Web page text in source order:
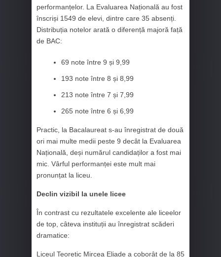
performanțelor. La Evaluarea Națională au fost
înscriși 1549 de elevi, dintre care 35 absenți.
Distribuția notelor arată o diferență majoră față
de BAC:
69 note între 9 și 9,99
193 note între 8 și 8,99
213 note între 7 și 7,99
265 note între 6 și 6,99
Practic, la Bacalaureat s-au înregistrat de două
ori mai multe medii peste 9 decât la Evaluarea
Națională, deși numărul candidaților a fost mai
mic. Vârful performanței este mult mai
pronunțat la liceu.
Declin vizibil la unele licee
În contrast cu rezultatele excelente ale liceelor
de top, câteva instituții au înregistrat scăderi
dramatice:
Liceul Teoretic Mircea Eliade a coborât de la 85